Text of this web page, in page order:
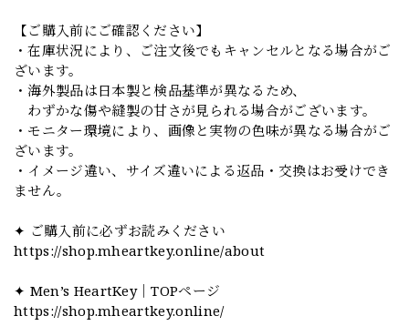
【ご購入前にご確認ください】
・在庫状況により、ご注文後でもキャンセルとなる場合がご
ざいます。
・海外製品は日本製と検品基準が異なるため、
わずかな傷や縫製の甘さが見られる場合がございます。
・モニター環境により、画像と実物の色味が異なる場合がご
ざいます。
・イメージ違い、サイズ違いによる返品・交換はお受けでき
ません。
✦ ご購入前に必ずお読みください
https://shop.mheartkey.online/about
✦ Men’s HeartKey｜TOPページ
https://shop.mheartkey.online/